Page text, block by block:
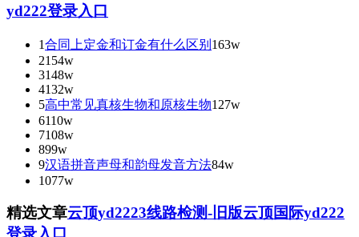
yd222登录入口
1合同上定金和订金有什么区别 163w
2154w
3148w
4132w
5高中常见真核生物和原核生物127w
6110w
7108w
899w
9汉语拼音声母和韵母发音方法84w
1077w
精选文章云顶yd2223线路检测-旧版云顶国际yd222